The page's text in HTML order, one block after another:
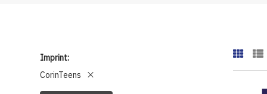
Imprint
CorinTeens